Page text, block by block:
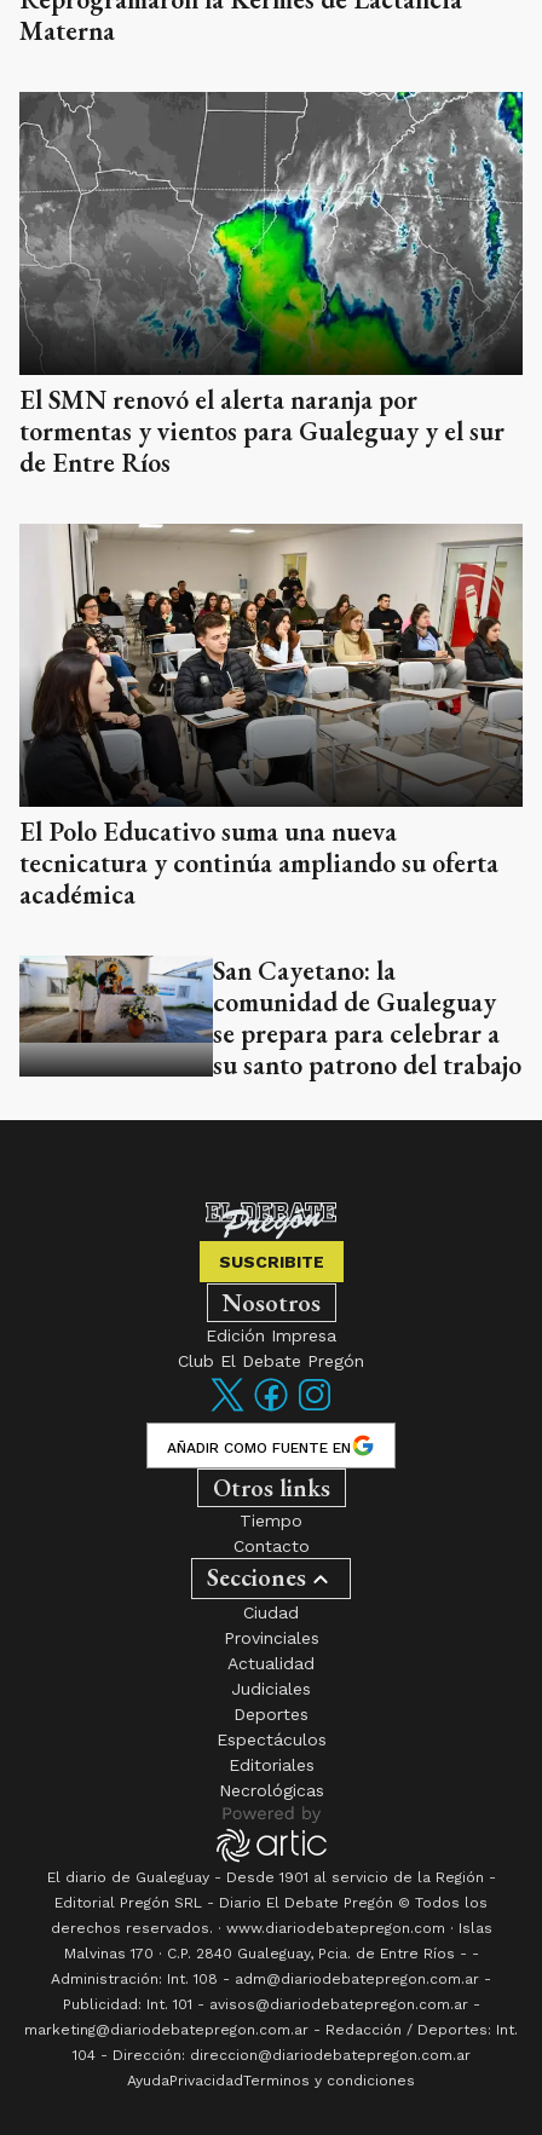
Materna
El SMN renovó el alerta naranja por
tormentas y vientos para Gualeguay y el sur
de Entre Ríos
El Polo Educativo suma una nueva
tecnicatura y continúa ampliando su oferta
académica
San Cayetano: la
comunidad de Gualeguay
se prepara para celebrar a
su santo patrono del trabajo
SUSCRIBITE
Nosotros
Edición Impresa
Club El Debate Pregón
AÑADIR COMO FUENTE EN
Otros links
Tiempo
Contacto
Secciones
Ciudad
Provinciales
Actualidad
Judiciales
Deportes
Espectáculos
Editoriales
Necrológicas
El diario de Gualeguay - Desde 1901 al servicio de la Región -
Editorial Pregón SRL - Diario El Debate Pregón © Todos los
derechos reservados. · www.diariodebatepregon.com · Islas
Malvinas 170 · C.P. 2840 Gualeguay, Pcia. de Entre Ríos - -
Administración: Int. 108 - adm@diariodebatepregon.com.ar -
Publicidad: Int. 101 - avisos@diariodebatepregon.com.ar -
marketing@diariodebatepregon.com.ar - Redacción / Deportes: Int.
104 - Dirección: direccion@diariodebatepregon.com.ar
AyudaPrivacidadTerminos y condiciones